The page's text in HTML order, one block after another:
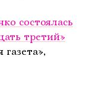
состоялась
третий»